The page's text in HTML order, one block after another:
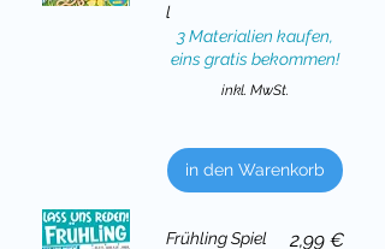
l
3 Materialien kaufen,
eins gratis bekommen!
inkl. MwSt.
in den Warenkorb
Frühling Spiel
Preis
2,99 €